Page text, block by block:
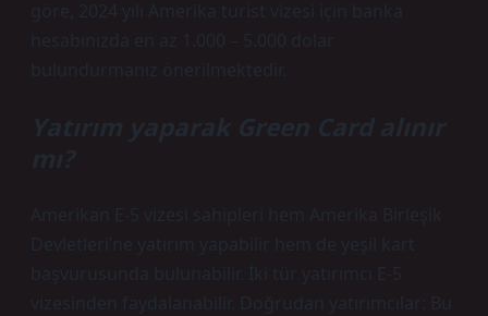
göre, 2024 yılı Amerika turist vizesi için banka
hesabınızda en az 1.000 – 5.000 dolar
bulundurmanız önerilmektedir.
Yatırım yaparak Green Card alınır
mı?
Amerikan E-5 vizesi sahipleri hem Amerika Birleşik
Devletleri’ne yatırım yapabilir hem de yeşil kart
başvurusunda bulunabilir. İki tür yatırımcı E-5
vizesinden faydalanabilir. Doğrudan yatırımcılar: Bu